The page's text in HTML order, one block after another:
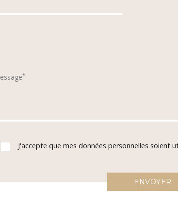
*
J'accepte que mes données personnelles soient
ENVOYER